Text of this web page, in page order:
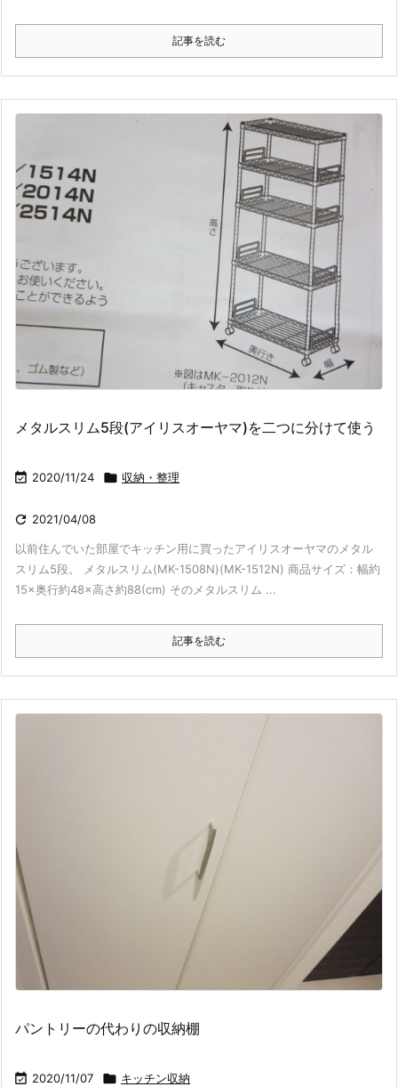
記事を読む
メタルスリム5段(アイリスオーヤマ)を二つに分けて使う
 2020/11/24  収納・整理
 2021/04/08
以前住んでいた部屋でキッチン用に買ったアイリスオーヤマのメタル
スリム5段。 メタルスリム(MK-1508N)(MK-1512N) 商品サイズ：幅約
15×奥行約48×高さ約88(cm) そのメタルスリム ...
記事を読む
パントリーの代わりの収納棚
 2020/11/07  キッチン収納